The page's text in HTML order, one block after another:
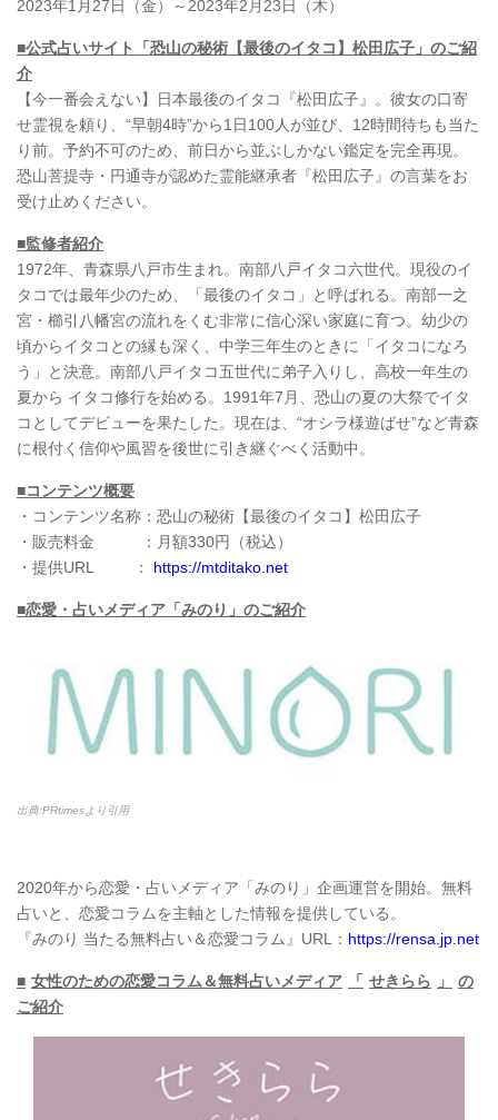
2023年1月27日（金）～2023年2月23日（木）
■公式占いサイト「恐山の秘術【最後のイタコ】松田広子」のご紹
介
【今一番会えない】日本最後のイタコ『松田広子』。彼女の口寄
せ霊視を頼り、“早朝4時”から1日100人が並び、12時間待ちも当た
り前。予約不可のため、前日から並ぶしかない鑑定を完全再現。
恐山菩提寺・円通寺が認めた霊能継承者『松田広子』の言葉をお
受け止めください。
■監修者紹介
1972年、青森県八戸市生まれ。南部八戸イタコ六世代。現役のイ
タコでは最年少のため、「最後のイタコ」と呼ばれる。南部一之
宮・櫛引八幡宮の流れをくむ非常に信心深い家庭に育つ。幼少の
頃からイタコとの縁も深く、中学三年生のときに「イタコになろ
う」と決意。南部八戸イタコ五世代に弟子入りし、高校一年生の
夏から イタコ修行を始める。1991年7月、恐山の夏の大祭でイタ
コとしてデビューを果たした。現在は、“オシラ様遊ばせ”など青森
に根付く信仰や風習を後世に引き継ぐべく活動中。
■コンテンツ概要
・コンテンツ名称：恐山の秘術【最後のイタコ】松田広子
・販売料金 ：月額330円（税込）
・提供URL ： https://mtditako.net
■恋愛・占いメディア「みのり」のご紹介
出典:PRtimesより引用
2020年から恋愛・占いメディア「みのり」企画運営を開始。無料
占いと、恋愛コラムを主軸とした情報を提供している。
『みのり 当たる無料占い＆恋愛コラム』URL： https://rensa.jp.net
■ 女性のための恋愛コラム＆無料占いメディア 「 せきらら 」
の
ご紹介